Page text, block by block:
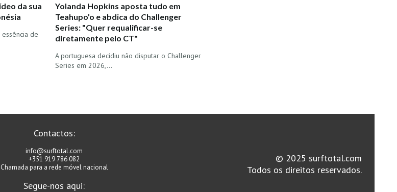
da sua
essência de
Yolanda Hopkins aposta tudo em
Teahupo'o e abdica do Challenger
Series: "Quer requalificar-se
diretamente pelo CT"
A portuguesa decidiu não disputar o Challenger
Series em 2026,…
Contactos:
info@surftotal.com
+351 919 786 082
Chamada para a rede móvel nacional
Segue-nos aqui:
© 2025 surftotal.com
Todos os direitos reservados.